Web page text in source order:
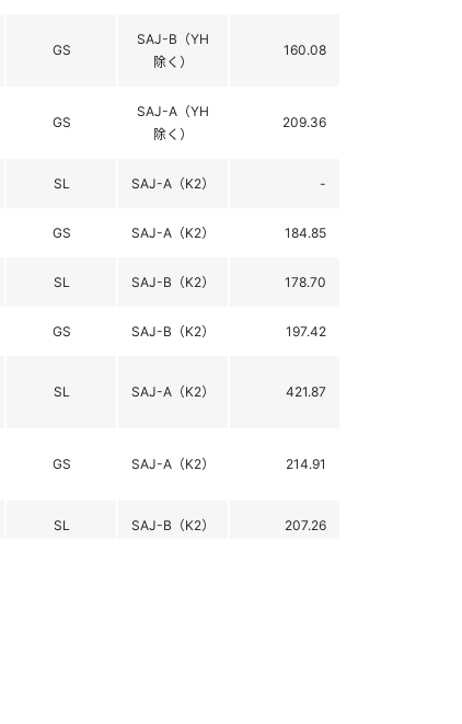
GS
SAJ-B（YH
除く）
160.08
GS
SAJ-A（YH
除く）
209.36
SL SAJ-A（K2） -
GS SAJ-A（K2） 184.85
SL SAJ-B（K2） 178.70
GS SAJ-B（K2） 197.42
SL SAJ-A（K2） 421.87
GS SAJ-A（K2） 214.91
SL SAJ-B（K2） 207.26